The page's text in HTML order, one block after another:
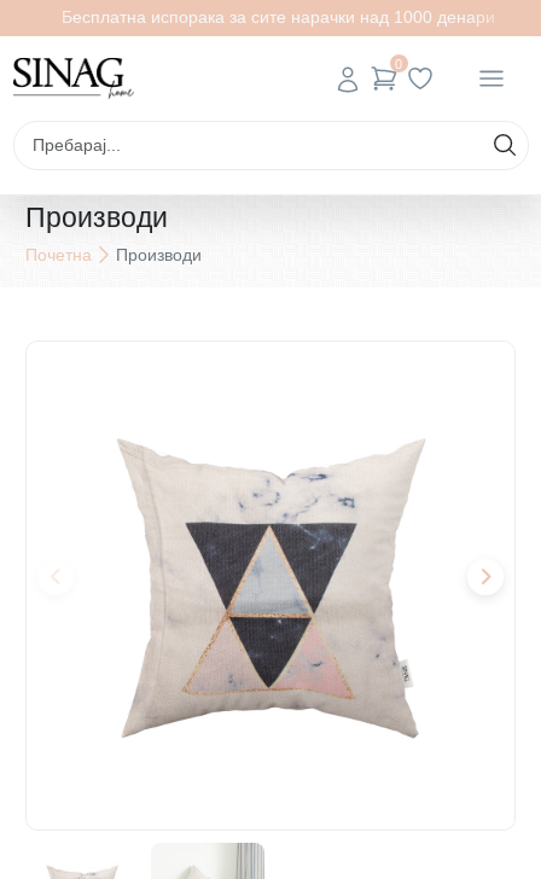
Бесплатна испорака за сите нарачки над 1000 денари
0
Производи
Почетна Производи